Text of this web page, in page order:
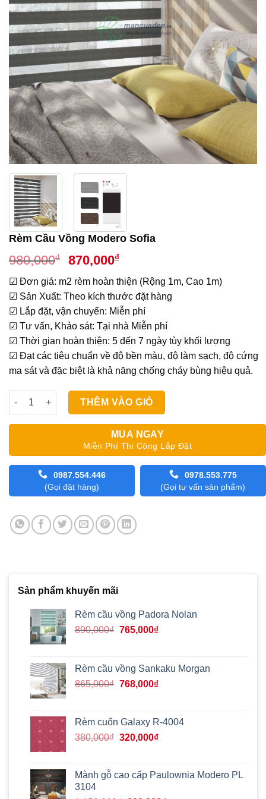
Rèm Cầu Vồng Modero Sofia
980,000₫
Giá
gốc
là:
980,000₫.
870,000₫Giá
hiện
tại
là:
870,000₫.
☑ Đơn giá: m2 rèm hoàn thiện (Rộng 1m, Cao 1m)
☑ Sản Xuất: Theo kích thước đặt hàng
☑ Lắp đặt, vận chuyển: Miễn phí
☑ Tư vấn, Khảo sát: Tại nhà Miễn phí
☑ Thời gian hoàn thiện: 5 đến 7 ngày tùy khối lượng
☑ Đạt các tiêu chuẩn về độ bền màu, độ làm sạch, độ cứng
ma sát và đặc biệt là khả năng chống cháy bùng hiệu quả.
Rèm Cầu Vồng Modero Sofia số lượng
THÊM VÀO GIỎ
MUA NGAY
Miễn Phí Thi Công Lắp Đặt
0987.554.446
(Gọi đặt hàng)
0978.553.775
(Gọi tư vấn sản phẩm)
Sản phẩm khuyến mãi
Rèm cầu vồng Padora Nolan
890,000₫ Giá
890,000₫.
765,000₫Giá
là:
765,000₫.
Rèm cầu vồng Sankaku Morgan
865,000₫ Giá
865,000₫.
768,000₫Giá
là:
768,000₫.
Rèm cuốn Galaxy R-4004
380,000₫ Giá
380,000₫.
320,000₫Giá
là:
Mành gỗ cao cấp Paulownia Modero PL
3104